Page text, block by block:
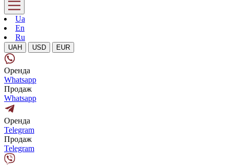
Ua
En
Ru
UAH USD EUR
Оренда
Whatsapp
Продаж
Whatsapp
Оренда
Telegram
Продаж
Telegram